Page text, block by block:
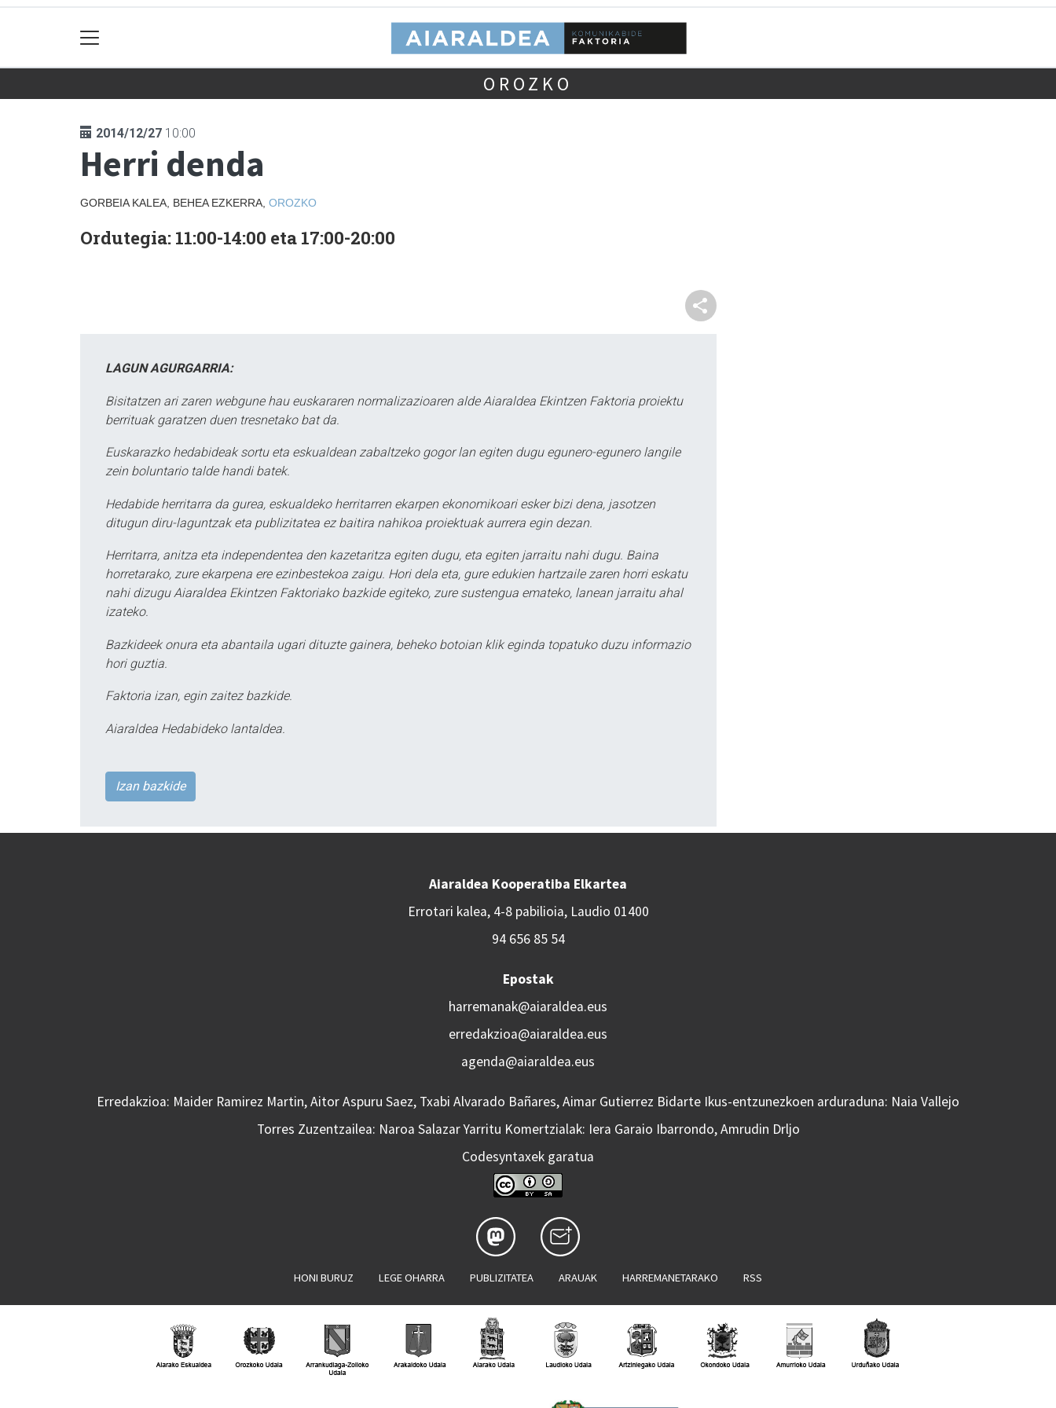
OROZKO
2014/12/27 10:00
Herri denda
GORBEIA KALEA, BEHEA EZKERRA, OROZKO
Ordutegia: 11:00-14:00 eta 17:00-20:00
LAGUN AGURGARRIA:
Bisitatzen ari zaren webgune hau euskararen normalizazioaren alde Aiaraldea Ekintzen Faktoria proiektu
berrituak garatzen duen tresnetako bat da.
Euskarazko hedabideak sortu eta eskualdean zabaltzeko gogor lan egiten dugu egunero-egunero langile
zein boluntario talde handi batek.
Hedabide herritarra da gurea, eskualdeko herritarren ekarpen ekonomikoari esker bizi dena, jasotzen
ditugun diru-laguntzak eta publizitatea ez baitira nahikoa proiektuak aurrera egin dezan.
Herritarra, anitza eta independentea den kazetaritza egiten dugu, eta egiten jarraitu nahi dugu. Baina
horretarako, zure ekarpena ere ezinbestekoa zaigu. Hori dela eta, gure edukien hartzaile zaren horri eskatu
nahi dizugu Aiaraldea Ekintzen Faktoriako bazkide egiteko, zure sustengua emateko, lanean jarraitu ahal
izateko.
Bazkideek onura eta abantaila ugari dituzte gainera, beheko botoian klik eginda topatuko duzu informazio
hori guztia.
Faktoria izan, egin zaitez bazkide.
Aiaraldea Hedabideko lantaldea.
Izan bazkide
Aiaraldea Kooperatiba Elkartea
Errotari kalea, 4-8 pabilioia, Laudio 01400
94 656 85 54
Epostak
harremanak@aiaraldea.eus
erredakzioa@aiaraldea.eus
agenda@aiaraldea.eus
Erredakzioa: Maider Ramirez Martin, Aitor Aspuru Saez, Txabi Alvarado Bañares, Aimar Gutierrez Bidarte Ikus-entzunezkoen arduraduna: Naia Vallejo
Torres Zuzentzailea: Naroa Salazar Yarritu Komertzialak: Iera Garaio Ibarrondo, Amrudin Drljo
Codesyntaxek garatua
HONI BURUZ LEGE OHARRA PUBLIZITATEA ARAUAK HARREMANETARAKO RSS